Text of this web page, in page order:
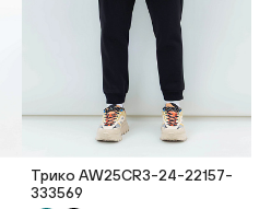
Трико AW25CR3-24-22157-
333569